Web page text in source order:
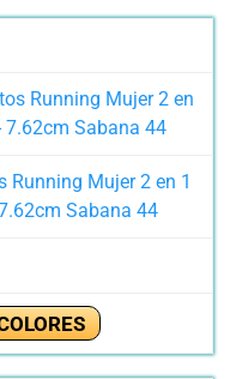
Running Mujer 2 en 1
Sabana 44